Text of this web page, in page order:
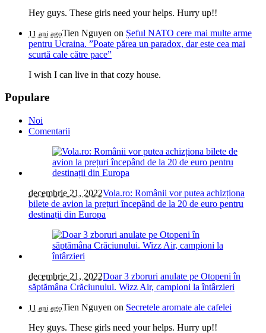
Hey guys. These girls need your helps. Hurry up!!
11 ani agoTien Nguyen on Șeful NATO cere mai multe arme
pentru Ucraina. ”Poate părea un paradox, dar este cea mai
scurtă cale către pace”
I wish I can live in that cozy house.
Populare
Noi
Comentarii
decembrie 21, 2022Vola.ro: Românii vor putea achizționa
bilete de avion la prețuri începând de la 20 de euro pentru
destinații din Europa
decembrie 21, 2022Doar 3 zboruri anulate pe Otopeni în
săptămâna Crăciunului. Wizz Air, campioni la întârzieri
11 ani agoTien Nguyen on Secretele aromate ale cafelei
Hey guys. These girls need your helps. Hurry up!!